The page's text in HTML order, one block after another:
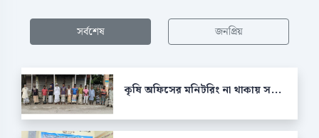
সর্বশেষ জনপ্রিয়
কৃষি অফিসের মনিটরিং না থাকায় স...